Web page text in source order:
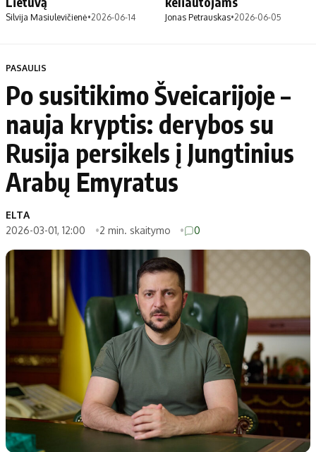
Silvija Masiulevičienė•2026-06-14 Jonas Petrauskas•2026-06-05
PASAULIS
Po susitikimo Šveicarijoje –
nauja kryptis: derybos su
Rusija persikels į Jungtinius
Arabų Emyratus
ELTA
2026-03-01, 12:00
2 min. skaitymo 0